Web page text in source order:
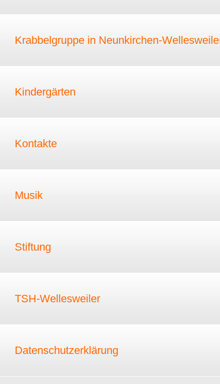
Krabbelgruppe in Neunkirchen-
Kindergärten
Kontakte
Musik
Stiftung
TSH-Wellesweiler
Datenschutzerklärung